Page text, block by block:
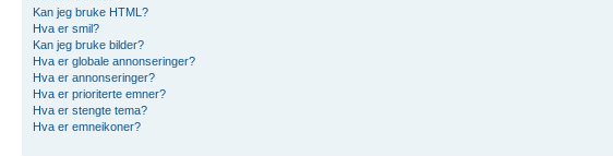
Kan jeg bruke HTML?
Hva er smil?
Kan jeg bruke bilder?
Hva er globale annonseringer?
Hva er annonseringer?
Hva er prioriterte emner?
Hva er stengte tema?
Hva er emneikoner?